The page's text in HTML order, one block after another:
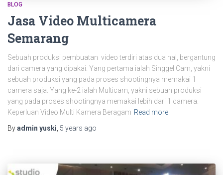
BLOG
Jasa Video Multicamera
Semarang
Sebuah produksi pembuatan video terdiri atas dua hal, bergantung
dari camera yang dipakai. Yang pertama ialah Singgel Cam, yakni
sebuah produksi yang pada proses shootingnya memakai 1
camera saja. Yang ke-2 ialah Multicam, yakni sebuah produksi
yang pada proses shootingnya memakai lebih dari 1 camera.
Keperluan Video Multi Kamera Beragam Read more
Byadmin yuski 5 years ago